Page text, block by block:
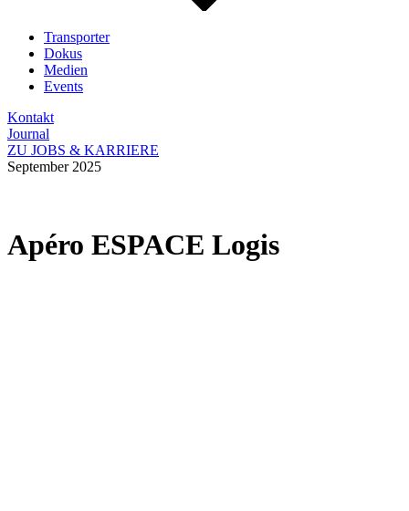
Transporter
Dokus
Medien
Events
Kontakt
Journal
ZU JOBS & KARRIERE
September 2025
Apéro ESPACE Logis